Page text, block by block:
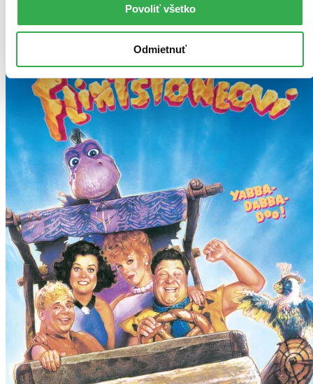
Povoliť všetko
Odmietnuť